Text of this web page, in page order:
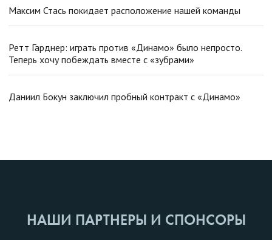
Максим Стась покидает расположение нашей команды
Ретт Гарднер: играть против «Динамо» было непросто.
Теперь хочу побеждать вместе с «зубрами»
Даниил Бокун заключил пробный контракт с «Динамо»
НАШИ ПАРТНЕРЫ И СПОНСОРЫ